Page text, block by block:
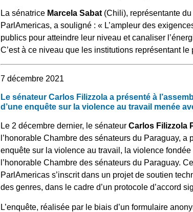
La sénatrice Marcela Sabat(Chili), représentante
ParlAmericas, a souligné : « L’ampleur des
publics pour atteindre leur niveau et canaliser
C’est à ce niveau que les institutions représentant
7 décembre 2021
Le sénateur Carlos Filizzola a présenté à
d’une enquête sur la violence au travail menée
Le 2 décembre dernier, le sénateurCarlos Filizzola
l’honorable Chambre des sénateurs du Paraguay,
enquête sur la violence au travail, la violence
l’honorable Chambre des sénateurs du Paraguay.
ParlAmericas s’inscrit dans un projet de soutien
des genres, dans le cadre d’un protocole d’accord
L’enquête, réalisée par le biais d’un formulaire